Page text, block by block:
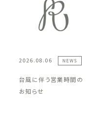
2026.08.06 NEWS
台風に伴う営業時間の
お知らせ